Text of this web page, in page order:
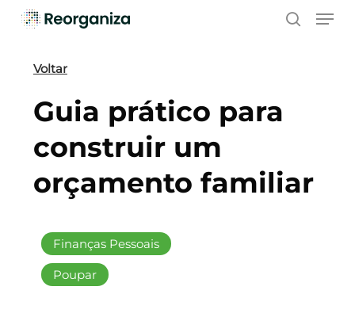
Skip
contentVoltar
Finanças Pessoais
Poupar
Guia prático para
construir um
orçamento familiar